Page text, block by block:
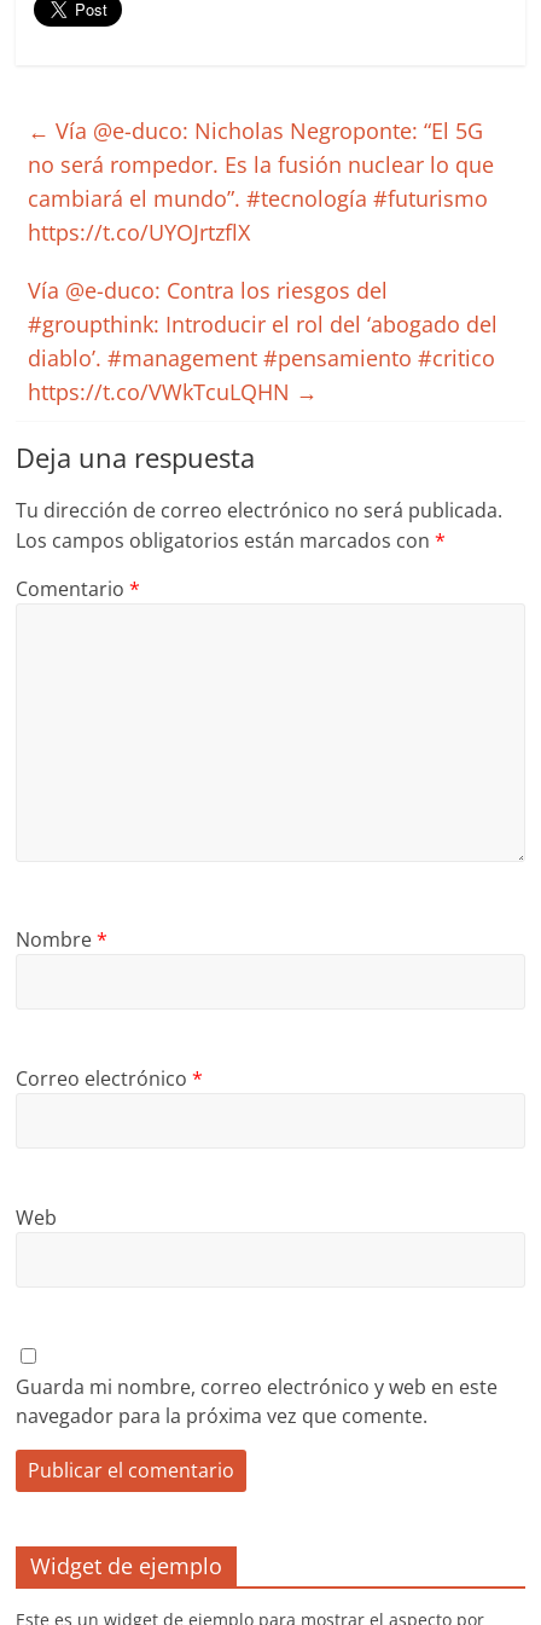
← Vía @e-duco: Nicholas Negroponte: “El 5G
no será rompedor. Es la fusión nuclear lo que
cambiará el mundo”. #tecnología #futurismo
https://t.co/UYOJrtzflX
Vía @e-duco: Contra los riesgos del
#groupthink: Introducir el rol del ‘abogado del
diablo’. #management #pensamiento #critico
https://t.co/VWkTcuLQHN →
Deja una respuesta
Tu dirección de correo electrónico no será publicada.
Los campos obligatorios están marcados con*
Comentario*
Nombre*
Correo electrónico*
Web
Guarda mi nombre, correo electrónico y web en este
navegador para la próxima vez que comente.
Widget de ejemplo
Este es un widget de ejemplo para mostrar el aspecto por